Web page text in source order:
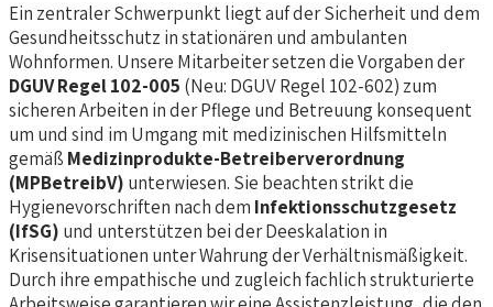
Ein zentraler Schwerpunkt liegt auf der Sicherheit und dem
Gesundheitsschutz in stationären und ambulanten
Wohnformen. Unsere Mitarbeiter setzen die Vorgaben der
DGUV Regel 102-005 (Neu: DGUV Regel 102-602) zum
sicheren Arbeiten in der Pflege und Betreuung konsequent
um und sind im Umgang mit medizinischen Hilfsmitteln
gemäß Medizinprodukte-Betreiberverordnung
(MPBetreibV) unterwiesen. Sie beachten strikt die
Hygienevorschriften nach dem Infektionsschutzgesetz
(IfSG) und unterstützen bei der Deeskalation in
Krisensituationen unter Wahrung der Verhältnismäßigkeit.
Durch ihre empathische und zugleich fachlich strukturierte